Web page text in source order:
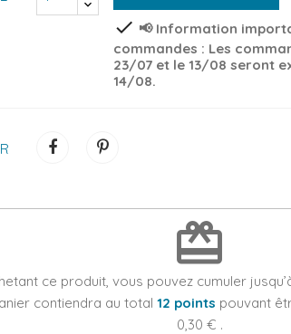
check 📢 Information
commandes : Les
23/07 et le 13/08 seront
14/08.
redeem
ce produit, vous pouvez cumuler
contiendra au total 12 points pouvant
0,30 € .